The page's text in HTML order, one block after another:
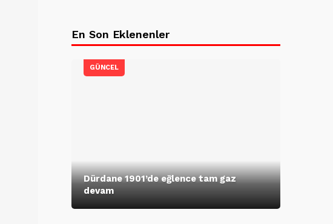
En Son Eklenenler
GÜNCEL
Dürdane 1901’de eğlence tam gaz
devam